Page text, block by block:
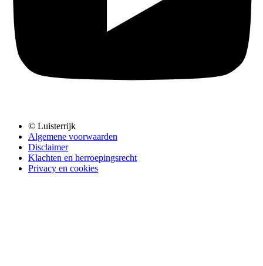
© Luisterrijk
Algemene voorwaarden
Disclaimer
Klachten en herroepingsrecht
Privacy en cookies